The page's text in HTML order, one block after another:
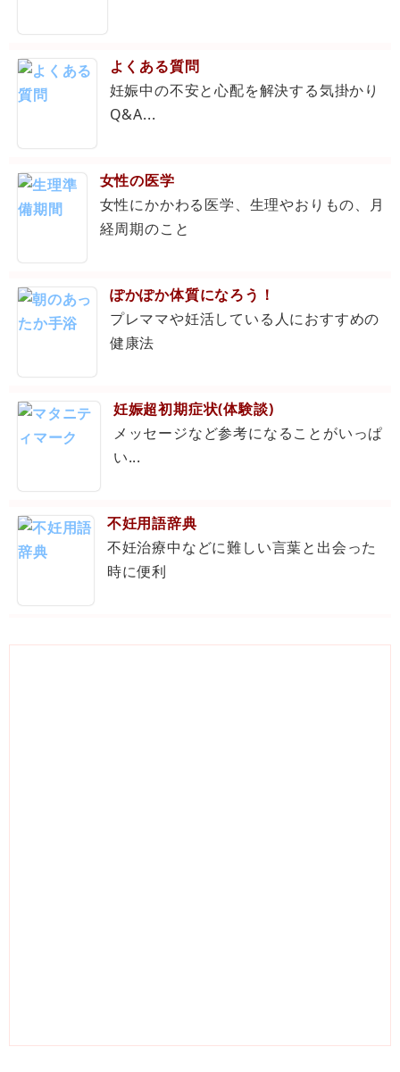
よくある質問
妊娠中の不安と心配を解決する気掛かり
Q&A...
女性の医学
女性にかかわる医学、生理やおりもの、月
経周期のこと
ぽかぽか体質になろう！
プレママや妊活している人におすすめの
健康法
妊娠超初期症状(体験談)
メッセージなど参考になることがいっぱ
い...
不妊用語辞典
不妊治療中などに難しい言葉と出会った
時に便利